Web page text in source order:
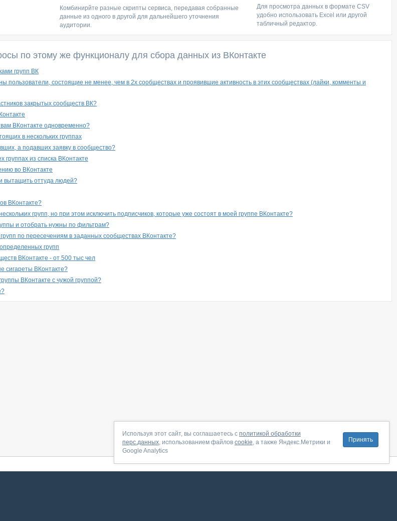
Комбинирйте разные скрипты сервиса, передавая собранные
данные из одного в другой для дальнейшего уточнения
аудитории.
Для просмотра данных в формате CSV
удобно использовать Excel или другой
табличный редактор.
по этому же функционалу для сбора данных из ВКонтакте
групп ВК
пользователи, состоящие не менее, чем в 2х сообществах и проявившие активность в этих сообществах (лайки, комменты и
закрытых сообществ ВК?
ВКонтакте одновременно?
в нескольких группах
а подавших заявку в сообщество?
группах из списка ВКонтакте
во ВКонтакте
и вытащить оттуда людей?
ВКонтакте?
групп, но при этом исключить подписчиков, которые уже состоят в моей группе ВКонтакте?
и отобрать нужны по фильтрам?
по пересечениям в заданных сообществах ВКонтакте?
групп
ВКонтакте - от 500 тыс чел
сигареты ВКонтакте?
ВКонтакте с чужой группой?
Принять
Используя этот сайт, вы соглашаетесь с политикой обработки
перс.данных, использованием файлов cookie, а также Яндекс.Метрики и
Google Analytics